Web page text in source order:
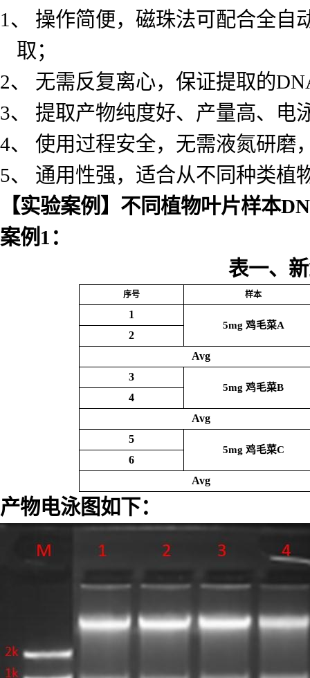
1、 操作简便，磁珠法可配合全自
取；
2、 无需反复离心，保证提取的
3、 提取产物纯度好、产量高、电
4、 使用过程安全，无需液氮研磨
5、 通用性强，适合从不同种类植
【实验案例】不同植物叶片样本
案例 1 ：
表一、
序号 样本
1
5mg 鸡毛菜A
2
Avg
3
5mg 鸡毛菜B
4
Avg
5
5mg 鸡毛菜C
6
Avg
产物电泳图如下：